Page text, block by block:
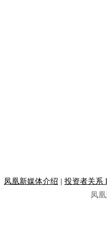
凤凰新媒体介绍 | 投资者关系
凤